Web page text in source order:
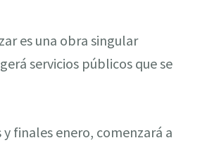
es una obra singular
servicios públicos que se
finales enero, comenzará a